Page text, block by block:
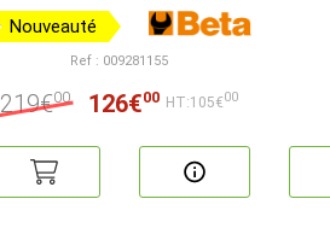
Nouveauté
Ref : 009281155
219€00 126€00 HT:105€00